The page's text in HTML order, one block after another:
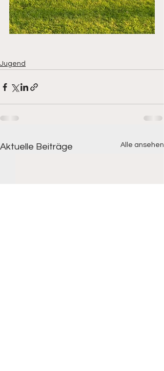
Jugend
Aktuelle Beiträge Alle ansehen